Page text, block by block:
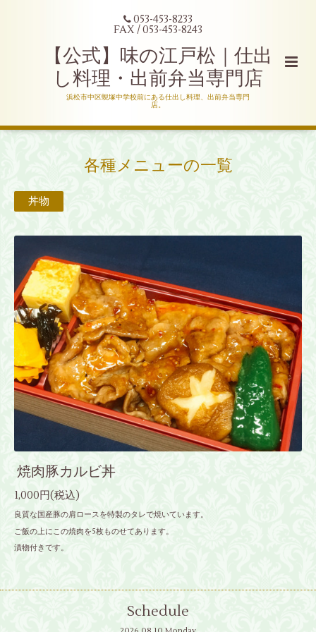
053-453-8233
FAX / 053-453-8243
【公式】味の江戸松｜仕出
し料理・出前弁当専門店
浜松市中区蜆塚中学校前にある仕出し料理、出前弁当専門
店。
各種メニューの一覧
丼物
焼肉豚カルビ丼
1,000円(税込)
良質な国産豚の肩ロースを特製のタレで焼いています。
ご飯の上にこの焼肉を5枚ものせてあります。
漬物付きです。
Schedule